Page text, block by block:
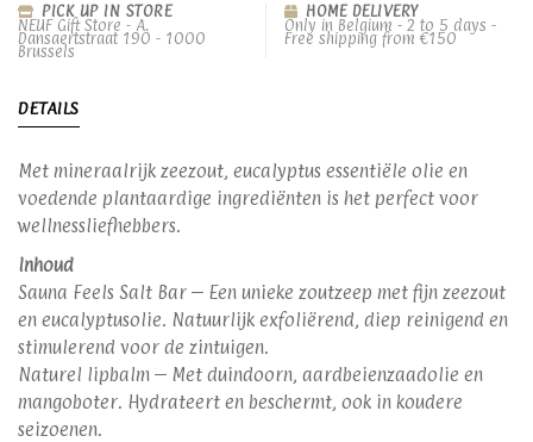
PICK UP IN STORE
NEUF Gift Store - A.
Dansaertstraat 190 - 1000
Brussels
HOME DELIVERY
Only in Belgium - 2 to 5 days -
Free shipping from €150
DETAILS
Met mineraalrijk zeezout, eucalyptus essentiële olie en
voedende plantaardige ingrediënten is het perfect voor
wellnessliefhebbers.
Inhoud
Sauna Feels Salt Bar – Een unieke zoutzeep met fijn zeezout
en eucalyptusolie. Natuurlijk exfoliërend, diep reinigend en
stimulerend voor de zintuigen.
Naturel lipbalm – Met duindoorn, aardbeienzaadolie en
mangoboter. Hydrateert en beschermt, ook in koudere
seizoenen.